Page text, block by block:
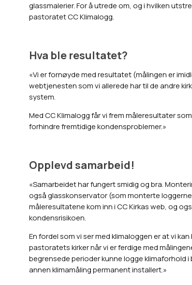
glassmalerier. For å utrede om, og i hvilken
pastoratet CC Klimalogg.
Hva ble resultatet?
«Vi er fornøyde med resultatet (målingen er
webtjenesten som vi allerede har til de andre
system.
Med CC Klimalogg får vi frem måleresultater
forhindre fremtidige kondensproblemer.»
Opplevd samarbeid!
«Samarbeidet har fungert smidig og bra.
også glasskonservator (som monterte
måleresultatene kom inn i CC Kirkas web, og
kondensrisikoen.
En fordel som vi ser med klimaloggen er at vi
pastoratets kirker når vi er ferdige med
begrensede perioder kunne logge klimaforhold
annen klimamåling permanent installert.»